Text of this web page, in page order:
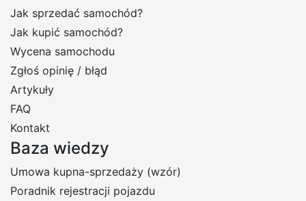
Jak sprzedać samochód?
Jak kupić samochód?
Wycena samochodu
Zgłoś opinię / błąd
Artykuły
FAQ
Kontakt
Baza wiedzy
Umowa kupna-sprzedaży (wzór)
Poradnik rejestracji pojazdu